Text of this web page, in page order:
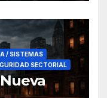
/ SISTEMAS
SECTORIAL